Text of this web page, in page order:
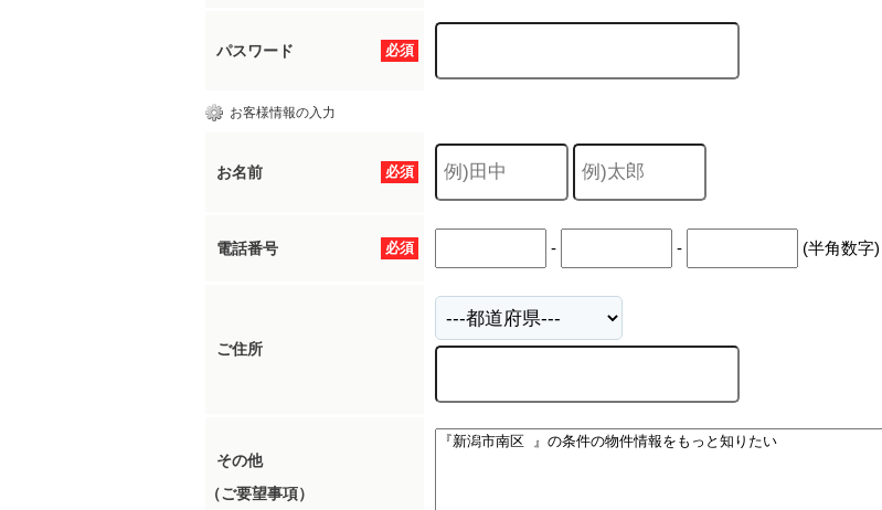
必須
パスワード
お客様情報の入力
必須
お名前
必須
電話番号 - - (半角数字)
ご住所
その他
（ご要望事項）